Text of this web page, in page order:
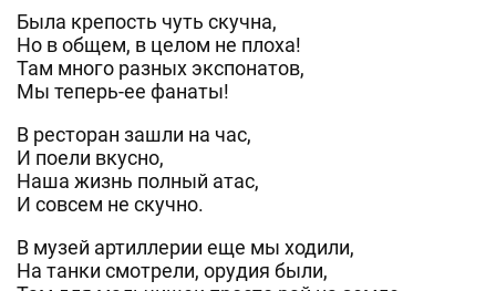
Была крепость чуть скучна,
Но в общем, в целом не плоха!
Там много разных экспонатов,
Мы теперь-ее фанаты!
В ресторан зашли на час,
И поели вкусно,
Наша жизнь полный атас,
И совсем не скучно.
В музей артиллерии еще мы ходили,
На танки смотрели, орудия были,